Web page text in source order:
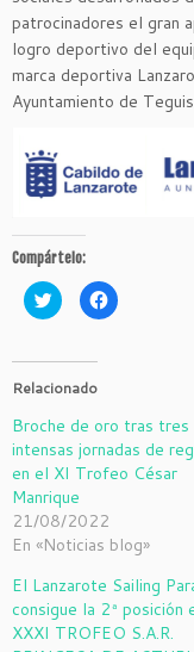
patrocinadores el gran
logro deportivo del
marca deportiva
Ayuntamiento de
Compártelo:
H
a
i
c
p
r
c
o
m
p
a
r
t
i
e
n
T
w
H
a
r
c
o
m
t
i
e
n
F
a
c
Relacionado
Broche de oro tras tres
intensas jornadas de
en el XI Trofeo César
Manrique
21/08/2022
En «Noticias blog»
El Lanzarote Sailing
consigue la 2ª posición
XXXI TROFEO S.A.R.